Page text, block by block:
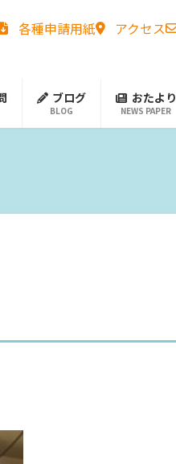
各種申請用紙 アクセス
ブログ
BLOG
おたより
NEWS PAPER